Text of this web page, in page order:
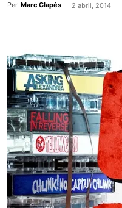
Per Marc Clapés - 2 abril, 2014